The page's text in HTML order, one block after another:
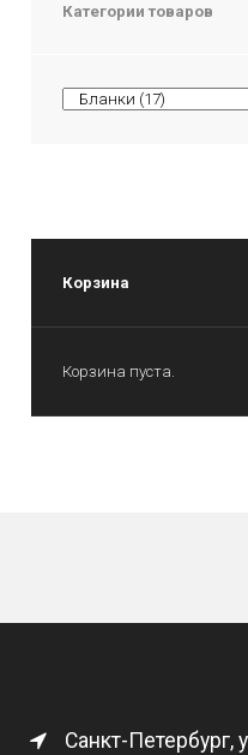
Категории товаров
Корзина
Корзина пуста.
Санкт-Петербург,